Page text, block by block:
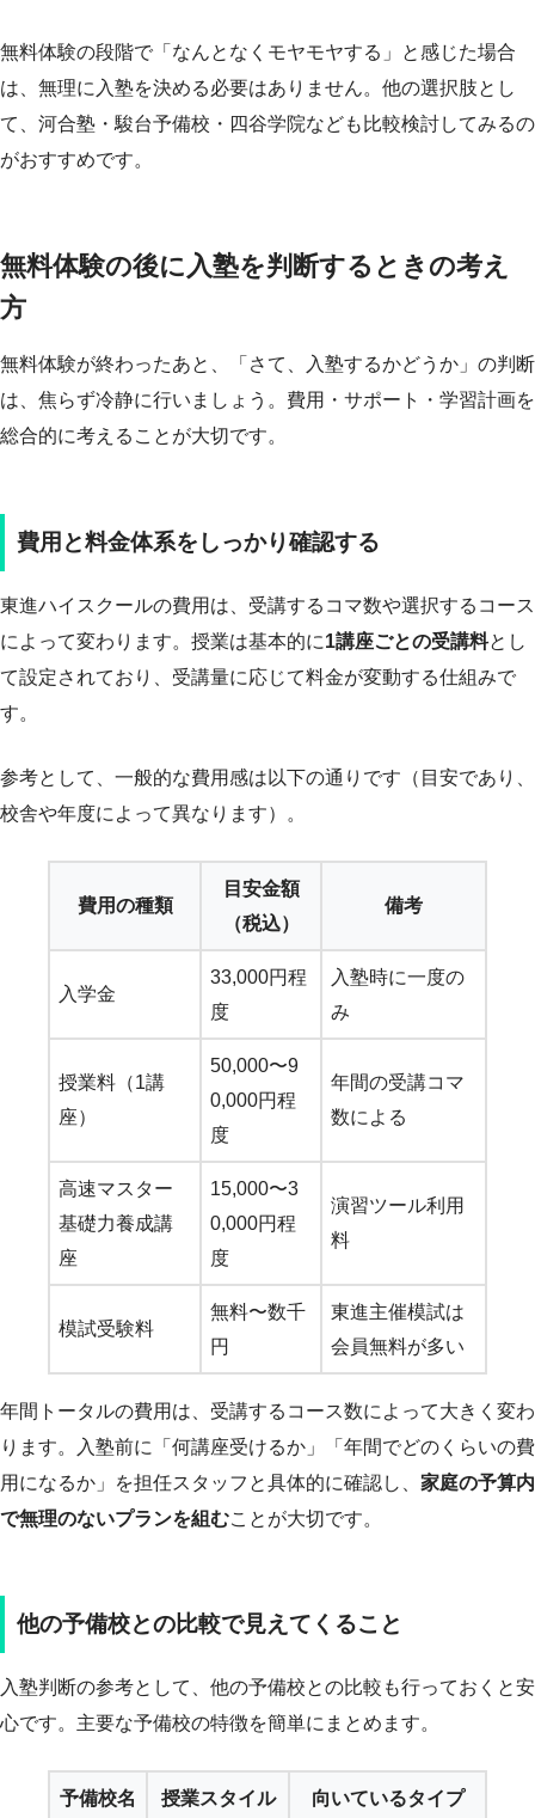
無料体験の段階で「なんとなくモヤモヤする」と感じた場合
は、無理に入塾を決める必要はありません。他の選択肢とし
て、河合塾・駿台予備校・四谷学院なども比較検討してみるの
がおすすめです。
無料体験の後に入塾を判断するときの考え
方
無料体験が終わったあと、「さて、入塾するかどうか」の判断
は、焦らず冷静に行いましょう。費用・サポート・学習計画を
総合的に考えることが大切です。
費用と料金体系をしっかり確認する
東進ハイスクールの費用は、受講するコマ数や選択するコース
によって変わります。授業は基本的に1講座ごとの受講料とし
て設定されており、受講量に応じて料金が変動する仕組みで
す。
参考として、一般的な費用感は以下の通りです（目安であり、
校舎や年度によって異なります）。
費用の種類
目安金額
（税込）
備考
入学金
33,000円程
度
入塾時に一度の
み
授業料（1講
座）
50,000〜9
0,000円程
度
年間の受講コマ
数による
高速マスター
基礎力養成講
座
15,000〜3
0,000円程
度
演習ツール利用
料
模試受験料
無料〜数千
円
東進主催模試は
会員無料が多い
年間トータルの費用は、受講するコース数によって大きく変わ
ります。入塾前に「何講座受けるか」「年間でどのくらいの費
用になるか」を担任スタッフと具体的に確認し、 家庭の予算内
で無理のないプランを組むことが大切です。
他の予備校との比較で見えてくること
入塾判断の参考として、他の予備校との比較も行っておくと安
心です。主要な予備校の特徴を簡単にまとめます。
予備校名 授業スタイル 向いているタイプ